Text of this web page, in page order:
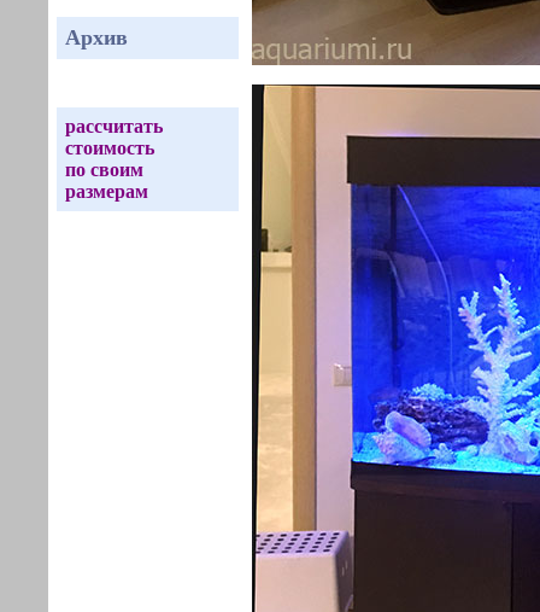
Архив
рассчитать
стоимость
по своим
размерам